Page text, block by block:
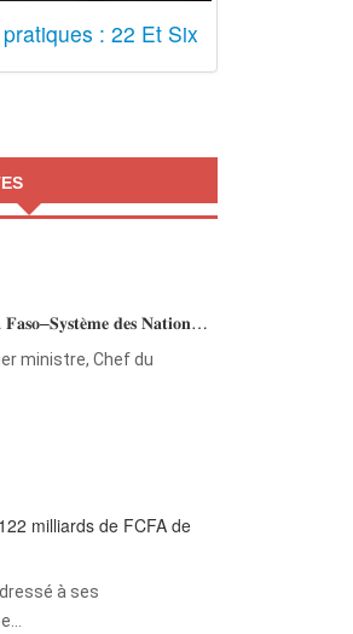
: 22 Et Six
𝐅𝐚𝐬𝐨–𝐒𝐲𝐬𝐭𝐞̀𝐦𝐞 𝐝𝐞𝐬 𝐍𝐚𝐭𝐢𝐨𝐧…
ministre, Chef du
milliards de FCFA de
à ses